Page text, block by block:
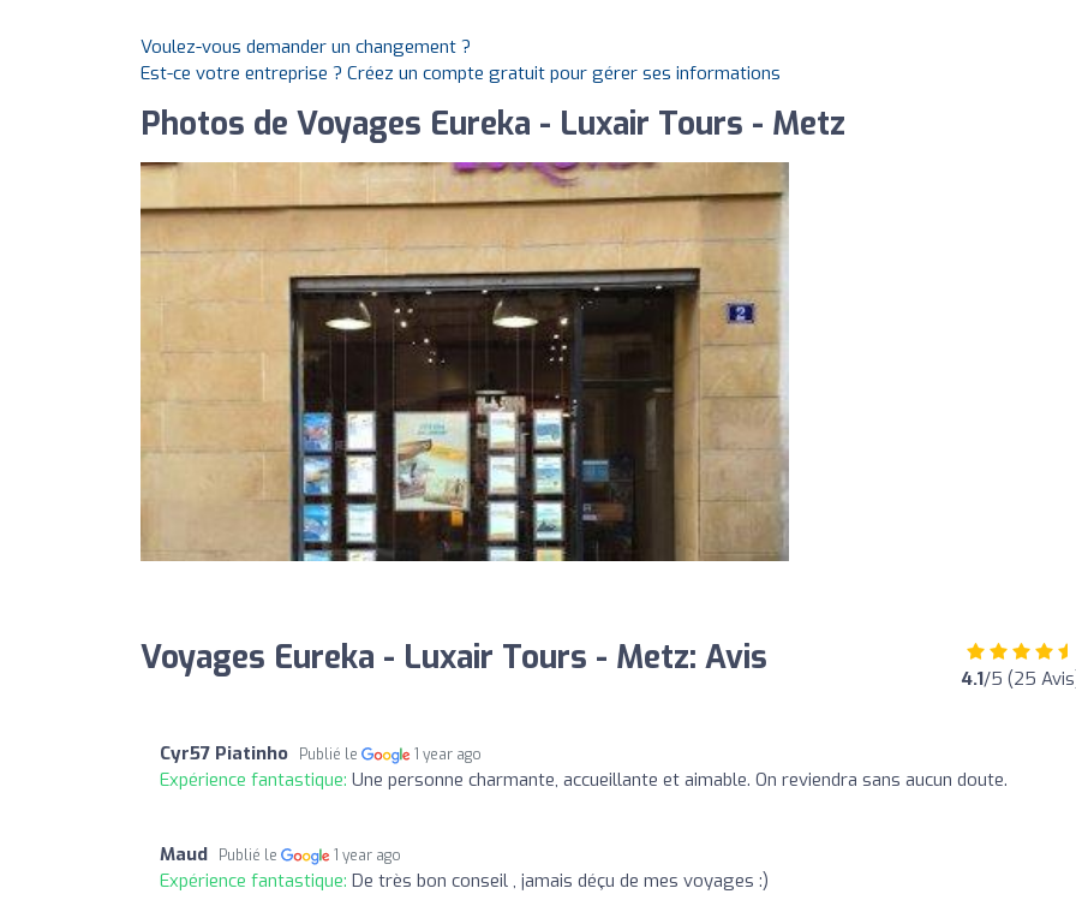
Voulez-vous demander un changement ?
Est-ce votre entreprise ? Créez un compte gratuit pour gérer ses informations
Photos de Voyages Eureka - Luxair Tours - Metz
Voyages Eureka - Luxair Tours - Metz: Avis 4.1/5 (25
Cyr57 Piatinho Publié le 1 year ago
Expérience fantastique: Une personne charmante, accueillante et aimable. On reviendra sans aucun doute.
Maud Publié le 1 year ago
Expérience fantastique: De très bon conseil , jamais déçu de mes voyages :)